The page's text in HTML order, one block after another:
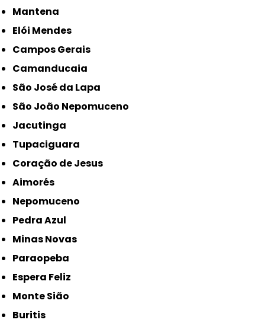
Mantena
Elói Mendes
Campos Gerais
Camanducaia
São José da Lapa
São João Nepomuceno
Jacutinga
Tupaciguara
Coração de Jesus
Aimorés
Nepomuceno
Pedra Azul
Minas Novas
Paraopeba
Espera Feliz
Monte Sião
Buritis